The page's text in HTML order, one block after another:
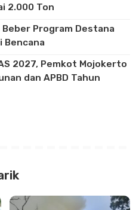
2.000 Ton
Beber Program Destana
Bencana
2027, Pemkot Mojokerto
dan APBD Tahun